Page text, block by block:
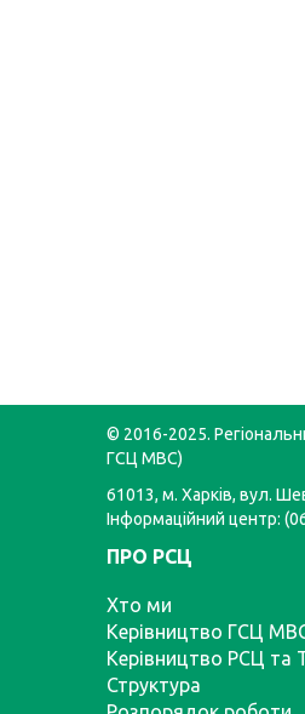
© 2016-2025.
ГСЦ МВС)
61013, м. Харків, вул.
Інформаційний центр:
ПРО РСЦ
Хто ми
Керівництво ГСЦ
Керівництво РСЦ та
Структура